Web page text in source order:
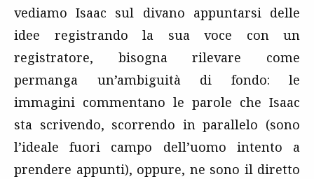
vediamo Isaac sul divano appuntarsi delle
idee registrando la sua voce con un
registratore, bisogna rilevare come
permanga un’ambiguità di fondo: le
immagini commentano le parole che Isaac
sta scrivendo, scorrendo in parallelo (sono
l’ideale fuori campo dell’uomo intento a
prendere appunti), oppure, ne sono il diretto